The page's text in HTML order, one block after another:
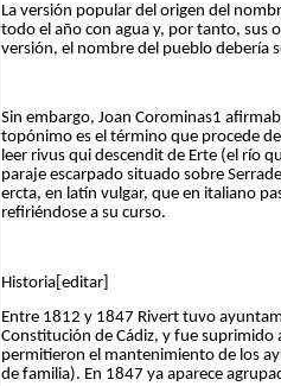
La versión popular del origen del
todo el año con agua y, por tanto, sus
versión, el nombre del pueblo debería
Sin embargo, Joan Corominas1
topónimo es el término que procede
leer rivus qui descendit de Erte (el río
paraje escarpado situado sobre
ercta, en latín vulgar, que en italiano
refiriéndose a su curso.
Historia[editar]
Entre 1812 y 1847 Rivert tuvo
Constitución de Cádiz, y fue suprimido
permitieron el mantenimiento de los
de familia). En 1847 ya aparece